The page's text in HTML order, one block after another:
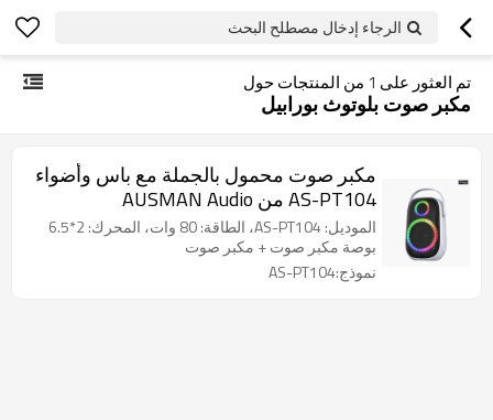
الرجاء إدخال مصطلح البحث
تم العثور على 1 من المنتجات حول
مكبر صوت بلوتوث بورابيل
مكبر صوت محمول بالجملة مع باس وأضواء
AS-PT104 من AUSMAN Audio
الموديل: AS-PT104، الطاقة: 80 وات، المحرك: 2*6.5
بوصة مكبر صوت + مكبر صوت
نموذج:AS-PT104